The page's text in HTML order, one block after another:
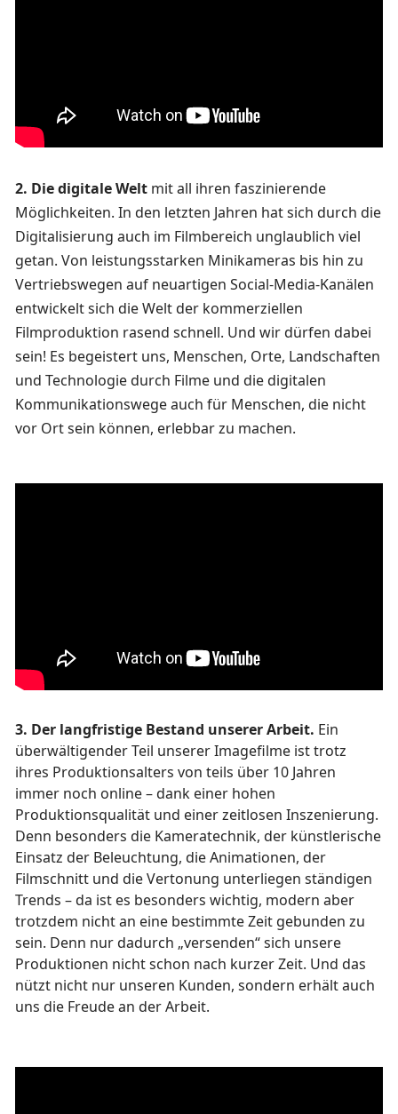
2. Die digitale Welt mit all ihren faszinierende
Möglichkeiten. In den letzten Jahren hat sich durch die
Digitalisierung auch im Filmbereich unglaublich viel
getan. Von leistungsstarken Minikameras bis hin zu
Vertriebswegen auf neuartigen Social-Media-Kanälen
entwickelt sich die Welt der kommerziellen
Filmproduktion rasend schnell. Und wir dürfen dabei
sein! Es begeistert uns, Menschen, Orte, Landschaften
und Technologie durch Filme und die digitalen
Kommunikationswege auch für Menschen, die nicht
vor Ort sein können, erlebbar zu machen.
3. Der langfristige Bestand unserer Arbeit. Ein
überwältigender Teil unserer Imagefilme ist trotz
ihres Produktionsalters von teils über 10 Jahren
immer noch online – dank einer hohen
Produktionsqualität und einer zeitlosen Inszenierung.
Denn besonders die Kameratechnik, der künstlerische
Einsatz der Beleuchtung, die Animationen, der
Filmschnitt und die Vertonung unterliegen ständigen
Trends – da ist es besonders wichtig, modern aber
trotzdem nicht an eine bestimmte Zeit gebunden zu
sein. Denn nur dadurch „versenden“ sich unsere
Produktionen nicht schon nach kurzer Zeit. Und das
nützt nicht nur unseren Kunden, sondern erhält auch
uns die Freude an der Arbeit.